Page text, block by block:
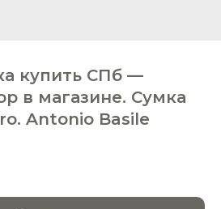
купить СПб —
в магазине. Сумка
Antonio Basile